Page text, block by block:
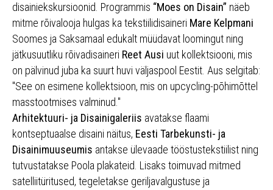
disainiekskursioonid. Programmis “Moes on Disain” näeb
mitme rõivalooja hulgas ka tekstiilidisaineri Mare Kelpmani
Soomes ja Saksamaal edukalt müüdavat loomingut ning
jätkusuutliku rõivadisaineri Reet Ausi uut kollektsiooni, mis
on pälvinud juba ka suurt huvi väljaspool Eestit. Aus selgitab:
"See on esimene kollektsioon, mis on upcycling-põhimõttel
masstootmises valminud."
Arhitektuuri- ja Disainigaleriis avatakse flaami
kontseptuaalse disaini näitus, Eesti Tarbekunsti- ja
Disainimuuseumis antakse ülevaade tööstustekstiilist ning
tutvustatakse Poola plakateid. Lisaks toimuvad mitmed
satelliitüritused, tegeletakse geriljavalgustuse ja